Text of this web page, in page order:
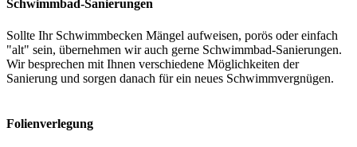
Schwimmbad-Sanierungen
Sollte Ihr Schwimmbecken Mängel aufweisen, porös oder einfach
"alt" sein, übernehmen wir auch gerne Schwimmbad-Sanierungen.
Wir besprechen mit Ihnen verschiedene Möglichkeiten der
Sanierung und sorgen danach für ein neues Schwimmvergnügen.
Folienverlegung